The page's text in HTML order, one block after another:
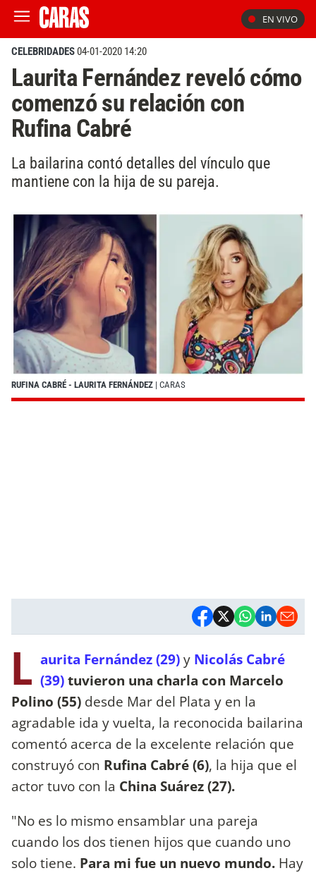
EN VIVO
CELEBRIDADES04-01-2020 14:20
Laurita Fernández reveló cómo
comenzó su relación con
Rufina Cabré
La bailarina contó detalles del vínculo que
mantiene con la hija de su pareja.
RUFINA CABRÉ - LAURITA FERNÁNDEZ | CARAS
L aurita Fernández (29)y Nicolás Cabré
(39)tuvieron una charla con Marcelo
Polino (55) desde Mar del Plata y en la
agradable ida y vuelta, la reconocida bailarina
comentó acerca de la excelente relación que
construyó con Rufina Cabré (6), la hija que el
actor tuvo con la China Suárez (27).
"No es lo mismo ensamblar una pareja
cuando los dos tienen hijos que cuando uno
solo tiene. Para mi fue un nuevo mundo. Hay